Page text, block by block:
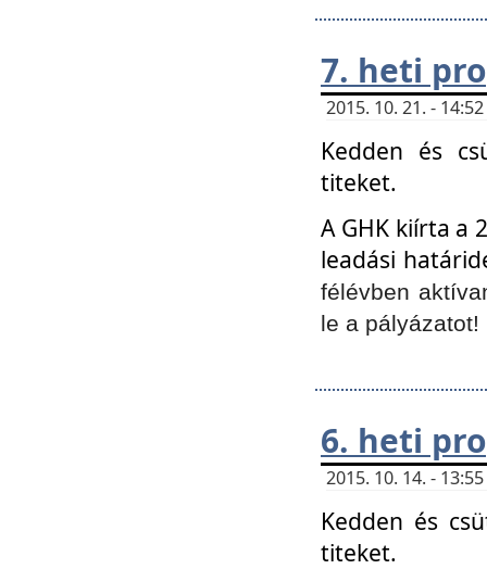
7. heti
2015. 10. 21. -
Kedden és
titeket.
A GHK kiírta a
leadási
félévben
le a pályázatot!
6. heti
2015. 10. 14. -
Kedden és
titeket.